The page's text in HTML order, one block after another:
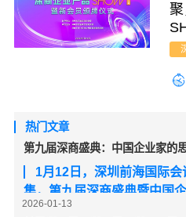
热门文章
第九届深商盛典：中国企业家的
1月12日，深圳前海国际
集，第九届深商盛典暨中国
隆重举行，一场汇聚中国顶
2026-01-13